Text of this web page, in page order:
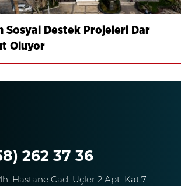
Sosyal Destek Projeleri Dar
Oluyor
262 37 36
Hastane Cad. Üçler 2 Apt. Kat:7